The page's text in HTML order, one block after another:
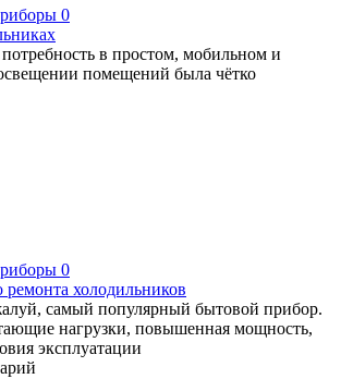
0
в простом, мобильном и
помещений была чётко
0
холодильников
самый популярный бытовой прибор.
нагрузки, повышенная мощность,
эксплуатации